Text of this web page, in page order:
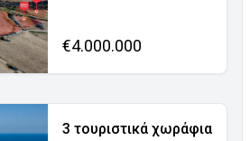
€4.000.000
3 τουριστικά χωράφια